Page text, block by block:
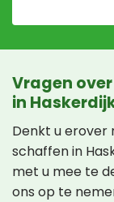
Vragen
in
Denkt u erover
schaffen in
met u mee te
ons op te